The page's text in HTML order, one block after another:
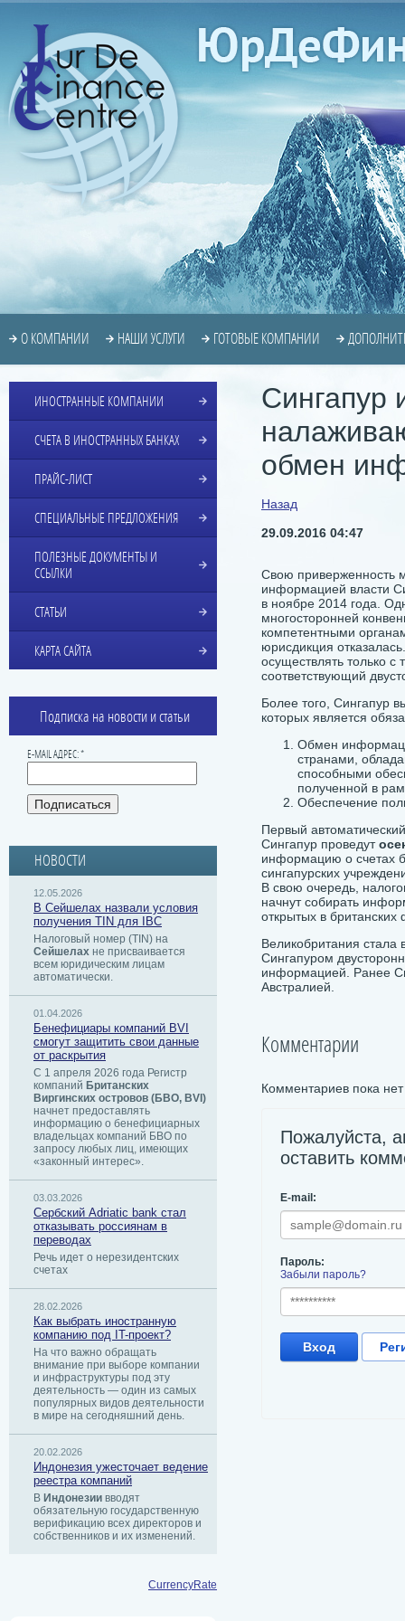
О КОМПАНИИ НАШИ УСЛУГИ ГОТОВЫЕ КОМПАНИИ
Сингапур
обмен
Назад
29.09.2016 04:47
Свою приверженность
информацией власти
в ноябре 2014 года.
многосторонней
компетентными
юрисдикция
осуществлять только
соответствующий
Более того, Сингапур
которых является
Обмен
странами,
способными
полученной в
Обеспечение
Первый
Сингапур проведут
информацию о счетах
сингапурских
В свою очередь,
начнут собирать
открытых в
Великобритания стала
Сингапуром
информацией. Ранее
Австралией.
Комментарии
Комментариев пока нет
Пожалуйста,
оставить
E-mail:
Пароль:
Забыли пароль?
Вход
ИНОСТРАННЫЕ КОМПАНИИ
СЧЕТА В ИНОСТРАННЫХ БАНКАХ
ПРАЙС-ЛИСТ
СПЕЦИАЛЬНЫЕ ПРЕДЛОЖЕНИЯ
ПОЛЕЗНЫЕ ДОКУМЕНТЫ И
ССЫЛКИ
СТАТЬИ
КАРТА САЙТА
Подписка на новости и статьи
E-MAIL АДРЕС: *
НОВОСТИ
12.05.2026
В Сейшелах назвали условия
получения TIN для IBC
Налоговый номер (TIN) на
Сейшелах не присваивается
всем юридическим лицам
автоматически.
01.04.2026
Бенефициары компаний BVI
смогут защитить свои данные
от раскрытия
С 1 апреля 2026 года Регистр
компаний Британских
Виргинских островов (БВО, BVI)
начнет предоставлять
информацию о бенефициарных
владельцах компаний БВО по
запросу любых лиц, имеющих
«законный интерес».
03.03.2026
Сербский ​Adriatic bank стал
отказывать россиянам в
переводах
Речь идет о нерезидентских
счетах
28.02.2026
Как выбрать иностранную
компанию под IT-проект?
На что важно обращать
внимание при выборе компании
и инфраструктуры под эту
деятельность — один из самых
популярных видов деятельности
в мире на сегодняшний день.
20.02.2026
Индонезия ужесточает ведение
реестра компаний
В Индонезии вводят
обязательную государственную
верификацию всех директоров и
собственников и их изменений.
CurrencyRate